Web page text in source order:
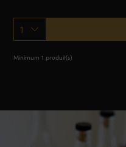
1
Minimum 1 produit(s)